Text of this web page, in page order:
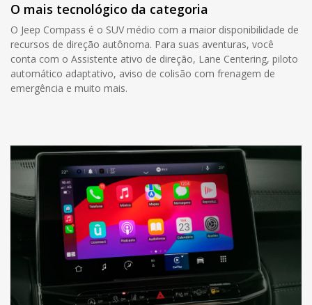
O mais tecnológico da categoria
O Jeep Compass é o SUV médio com a maior disponibilidade de
recursos de direção autônoma. Para suas aventuras, você
conta com o Assistente ativo de direção, Lane Centering, piloto
automático adaptativo, aviso de colisão com frenagem de
emergência e muito mais.